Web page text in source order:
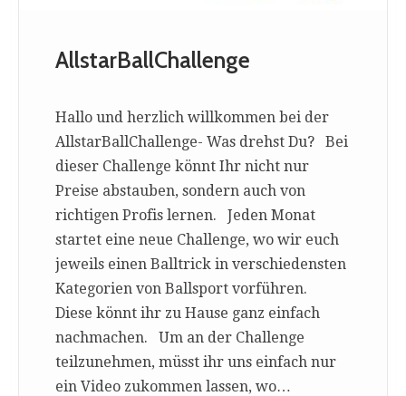
AllstarBallChallenge
Hallo und herzlich willkommen bei der
AllstarBallChallenge- Was drehst Du? Bei
dieser Challenge könnt Ihr nicht nur
Preise abstauben, sondern auch von
richtigen Profis lernen. Jeden Monat
startet eine neue Challenge, wo wir euch
jeweils einen Balltrick in verschiedensten
Kategorien von Ballsport vorführen.
Diese könnt ihr zu Hause ganz einfach
nachmachen. Um an der Challenge
teilzunehmen, müsst ihr uns einfach nur
ein Video zukommen lassen, wo…